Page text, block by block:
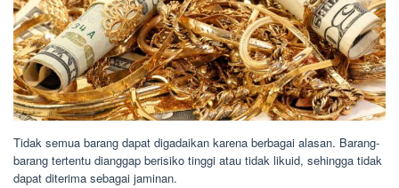
Tidak semua barang dapat digadaikan karena berbagai alasan. Barang-
barang tertentu dianggap berisiko tinggi atau tidak likuid, sehingga tidak
dapat diterima sebagai jaminan.